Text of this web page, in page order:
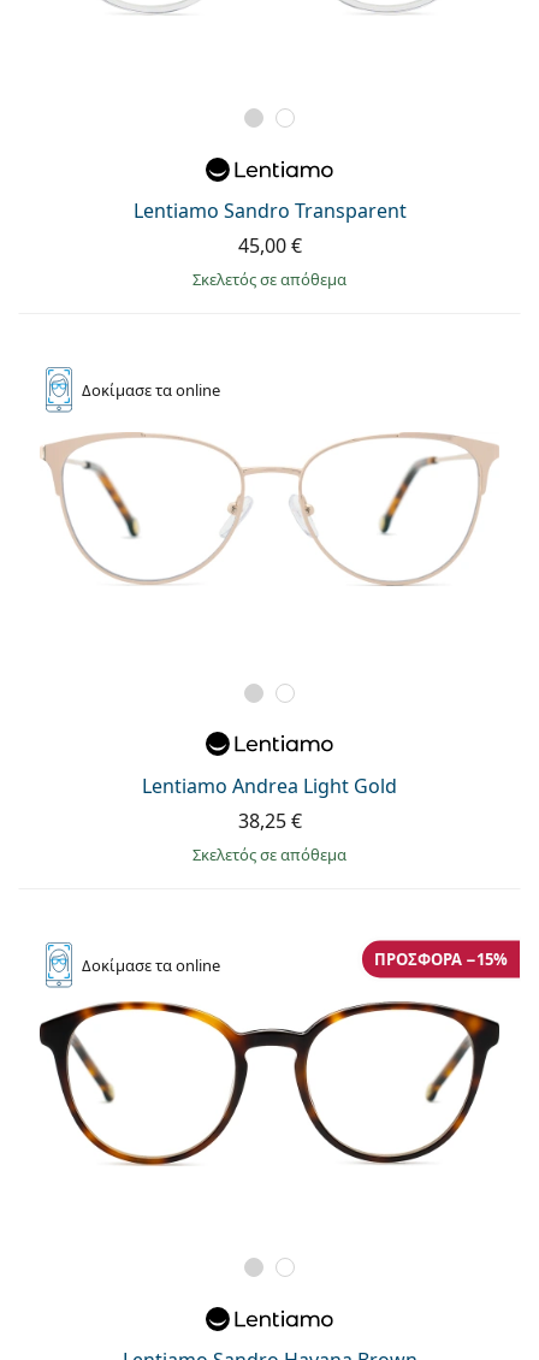
Lentiamo Sandro Transparent
45,00 €
σκελετός σε απόθεμα
Δοκίμασετα online
Lentiamo Andrea Light Gold
38,25 €
σκελετός σε απόθεμα
Δοκίμασετα online ΠΡΟΣΦΟΡΆ −15%